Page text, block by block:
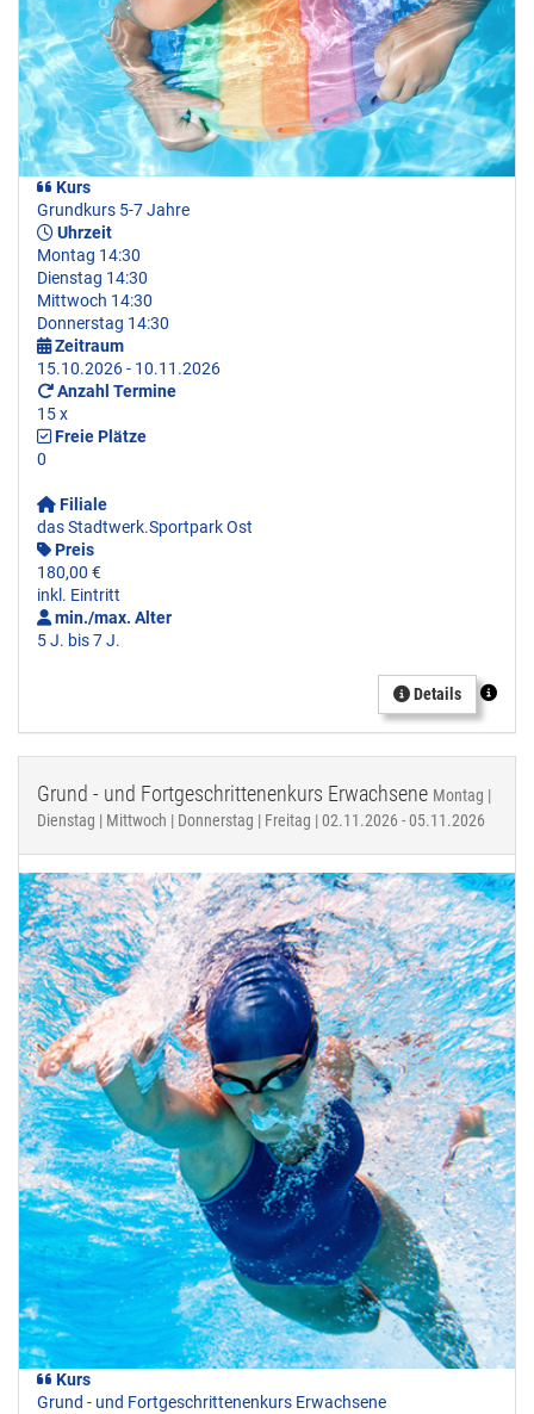
Kurs
Grundkurs 5-7 Jahre
Uhrzeit
Montag 14:30
Dienstag 14:30
Mittwoch 14:30
Donnerstag 14:30
Zeitraum
15.10.2026 - 10.11.2026
Anzahl Termine
15 x
Freie Plätze
0
Filiale
das Stadtwerk.Sportpark Ost
Preis
180,00 €
inkl. Eintritt
min./max. Alter
5 J. bis 7 J.
Details
Grund - und Fortgeschrittenenkurs Erwachsene Montag |
Dienstag | Mittwoch | Donnerstag | Freitag | 02.11.2026 - 05.11.2026
Kurs
Grund - und Fortgeschrittenenkurs Erwachsene